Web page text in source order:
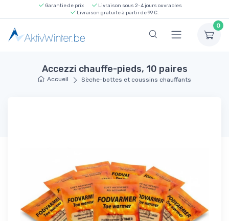
Garantie de prix
Livraison sous 2-4 jours ouvrables
Livraison gratuite à partir de 99 €.
0
Accezzi chauffe-pieds, 10 paires
Accueil Sèche-bottes et coussins chauffants